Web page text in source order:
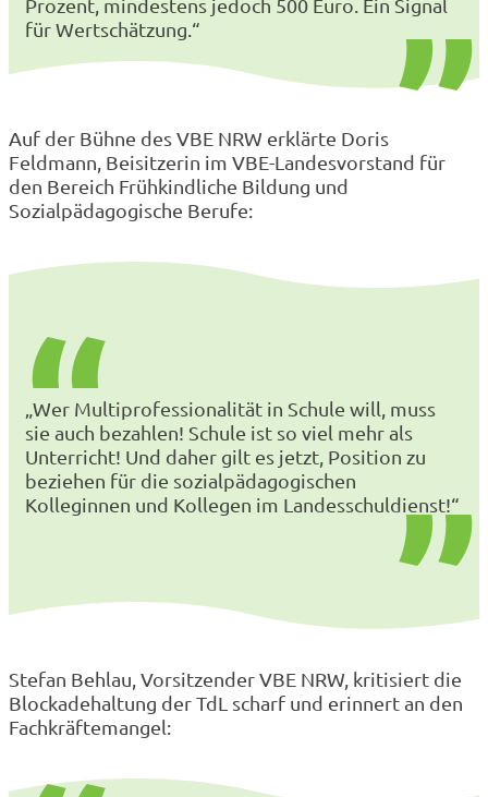
Prozent, mindestens jedoch 500 Euro. Ein Signal
für Wertschätzung.“
Auf der Bühne des VBE NRW erklärte Doris
Feldmann, Beisitzerin im VBE-Landesvorstand für
den Bereich Frühkindliche Bildung und
Sozialpädagogische Berufe:
„Wer Multiprofessionalität in Schule will, muss
sie auch bezahlen! Schule ist so viel mehr als
Unterricht! Und daher gilt es jetzt, Position zu
beziehen für die sozialpädagogischen
Kolleginnen und Kollegen im Landesschuldienst!“
Stefan Behlau, Vorsitzender VBE NRW, kritisiert die
Blockadehaltung der TdL scharf und erinnert an den
Fachkräftemangel: